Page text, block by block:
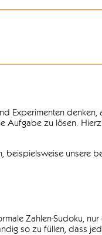
Experimenten
Aufgabe zu lösen.
unsere
Zahlen-Sudoku,
so zu füllen, dass